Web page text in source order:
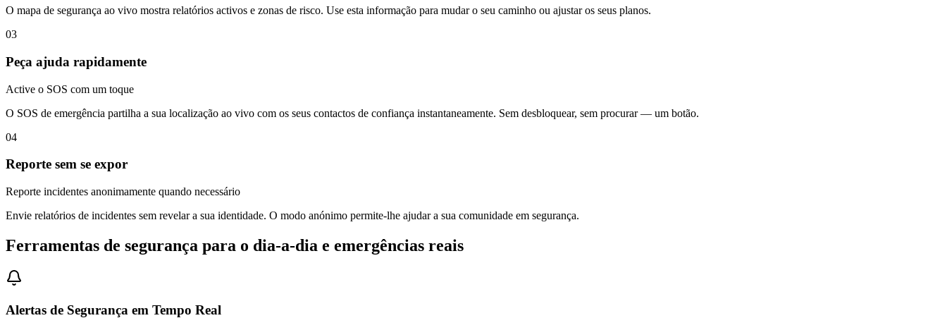
O mapa de segurança ao vivo mostra relatórios activos e zonas de risco. Use esta informação para mudar o seu caminho ou ajustar os seus planos.
03
Peça ajuda rapidamente
Active o SOS com um toque
O SOS de emergência partilha a sua localização ao vivo com os seus contactos de confiança instantaneamente. Sem desbloquear, sem procurar — um botão.
04
Reporte sem se expor
Reporte incidentes anonimamente quando necessário
Envie relatórios de incidentes sem revelar a sua identidade. O modo anónimo permite-lhe ajudar a sua comunidade em segurança.
Ferramentas de segurança para o dia-a-dia e emergências reais
Alertas de Segurança em Tempo Real